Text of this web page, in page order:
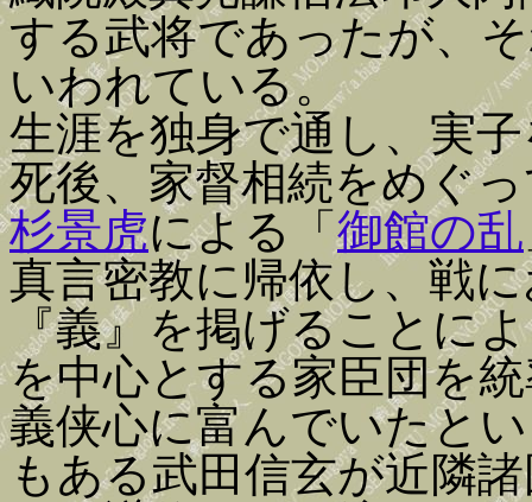
する武将であったが、
いわれている。
生涯を独身で通し、実
死後、家督相続をめぐ
杉景虎による「御館の乱
真言密教に帰依し、戦
『義』を掲げることに
を中心とする家臣団を
義侠心に富んでいたと
もある武田信玄が近隣